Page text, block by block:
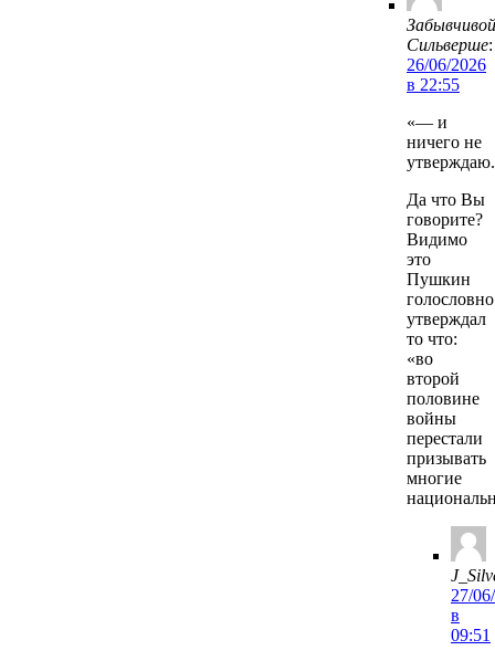
Забывчивой
Сильверше:
26/06/2026
в 22:55
«— и
ничего не
Да что Вы
говорите?
Видимо
это
Пушкин
голословно
утверждал
то что:
«во
второй
половине
войны
перестали
призывать
многие
27/
в
09:51